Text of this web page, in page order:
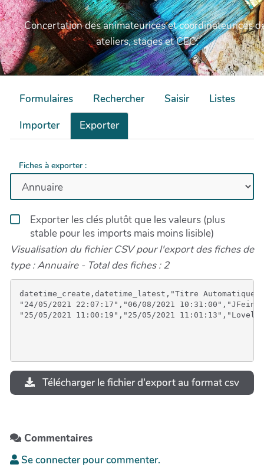
Concertation des animateurices et coordinateurices
ateliers, stages et CEC.
Formulaires Rechercher Saisir
Listes
Importer
Exporter
Fiches à exporter :
Exporter les clés plutôt que les valeurs (plus
stable pour les imports mais moins lisible)
Visualisation du fichier CSV pour l'export des fiches de
type : Annuaire - Total des fiches : 2
datetime_create,datetime_latest,"Titre
"24/05/2021 22:07:17","06/08/2021
Télécharger le fichier d'export au format csv
Commentaires
Se connecter pour commenter.